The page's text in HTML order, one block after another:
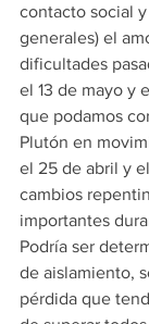
contacto social
generales) el
dificultades
el 13 de mayo y
que podamos
Plutón en
el 25 de abril y
cambios
importantes
Podría ser
de aislamiento,
pérdida que